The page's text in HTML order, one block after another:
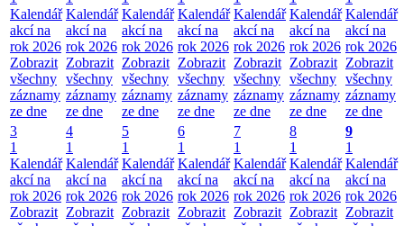
Kalendář
akcí na
rok 2026
Zobrazit
všechny
záznamy
ze dne
Kalendář
akcí na
rok 2026
Zobrazit
všechny
záznamy
ze dne
Kalendář
akcí na
rok 2026
Zobrazit
všechny
záznamy
ze dne
Kalendář
akcí na
rok 2026
Zobrazit
všechny
záznamy
ze dne
Kalendář
akcí na
rok 2026
Zobrazit
všechny
záznamy
ze dne
Kalendář
akcí na
rok 2026
Zobrazit
všechny
záznamy
ze dne
Kalendář
akcí na
rok 2026
Zobrazit
všechny
záznamy
ze dne
3
1
Kalendář
akcí na
rok 2026
Zobrazit
4
1
Kalendář
akcí na
rok 2026
Zobrazit
5
1
Kalendář
akcí na
rok 2026
Zobrazit
6
1
Kalendář
akcí na
rok 2026
Zobrazit
7
1
Kalendář
akcí na
rok 2026
Zobrazit
8
1
Kalendář
akcí na
rok 2026
Zobrazit
9
1
Kalendář
akcí na
rok 2026
Zobrazit